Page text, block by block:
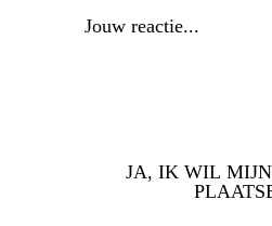
JA, IK WIL